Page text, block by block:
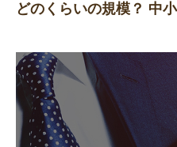
どのくらいの規模？ 中